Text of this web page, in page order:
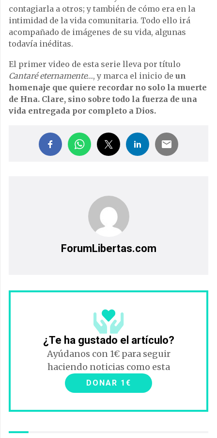
contagiarla a otros; y también de cómo era en la
intimidad de la vida comunitaria. Todo ello irá
acompañado de imágenes de su vida, algunas
todavía inéditas.
El primer video de esta serie lleva por título
Cantaré eternamente…, y marca el inicio de un
homenaje que quiere recordar no solo la muerte
de Hna. Clare, sino sobre todo la fuerza de una
vida entregada por completo a Dios.
ForumLibertas.com
¿Te ha gustado el artículo?
Ayúdanos con 1€ para seguir
haciendo noticias como esta
DONAR 1€